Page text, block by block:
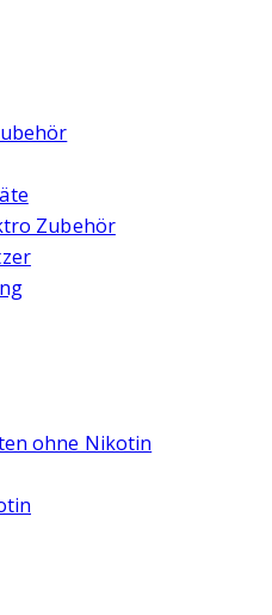
Zubehör
ohne Nikotin